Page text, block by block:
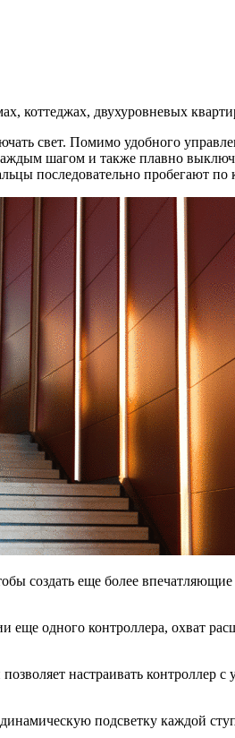
коттеджах, двухуровневых
свет. Помимо удобного
шагом и также плавно
последовательно пробегают по
создать еще более
одного контроллера, охват
настраивать
подсветку каждой